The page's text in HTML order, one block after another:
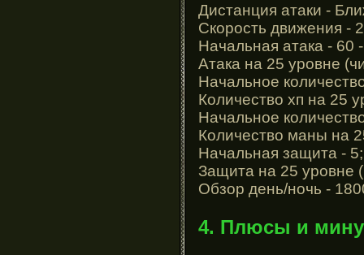
Дистанция атаки -
Скорость движения -
Начальная атака - 60
Атака на 25 уровне
Начальное
Количество хп на 25
Начальное
Количество маны на
Начальная защита - 5;
Защита на 25 уровне
Обзор день/ночь -
4. Плюсы и